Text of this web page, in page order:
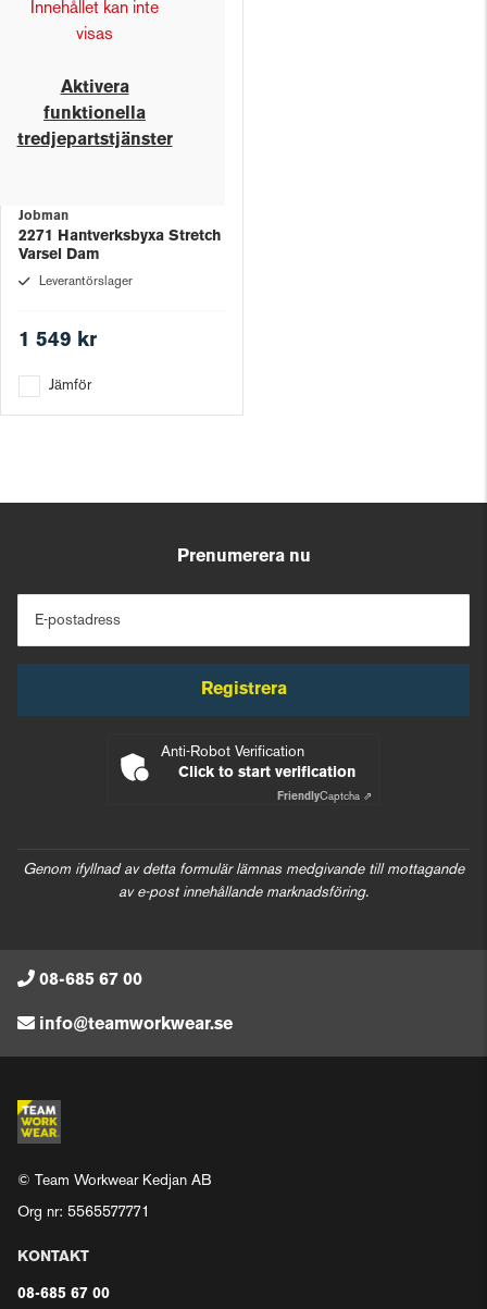
Innehållet kan inte
visas
Aktivera
funktionella
tredjepartstjänster
Jobman
2271 Hantverksbyxa Stretch
Varsel Dam
Leverantörslager
1 549 kr
Jämför
Prenumerera nu
E-postadress
Registrera
Anti-Robot Verification
Click to start verification
FriendlyCaptcha ⇗
Genom ifyllnad av detta formulär lämnas medgivande till mottagande
av e-post innehållande marknadsföring.
08-685 67 00
info@teamworkwear.se
© Team Workwear Kedjan AB
Org nr: 5565577771
KONTAKT
08-685 67 00